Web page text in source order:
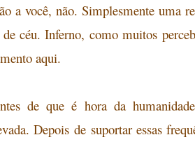
a você, não. Simplesmente uma
céu. Inferno, como muitos
aqui.
de que é hora da
Depois de suportar essas